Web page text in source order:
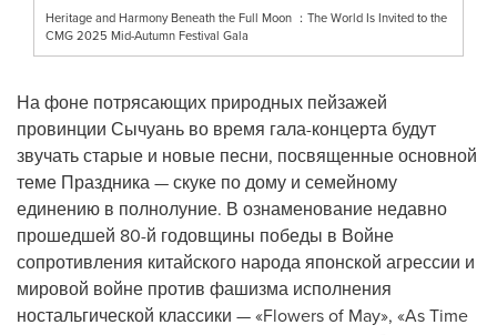
Heritage and Harmony Beneath the Full Moon ：The World Is Invited to the
CMG 2025 Mid-Autumn Festival Gala
На фоне потрясающих природных пейзажей
провинции Сычуань во время гала-концерта будут
звучать старые и новые песни, посвященные основной
теме Праздника — скуке по дому и семейному
единению в полнолуние. В ознаменование недавно
прошедшей 80-й годовщины победы в Войне
сопротивления китайского народа японской агрессии и
мировой войне против фашизма исполнения
ностальгической классики — «Flowers of May», «As Time